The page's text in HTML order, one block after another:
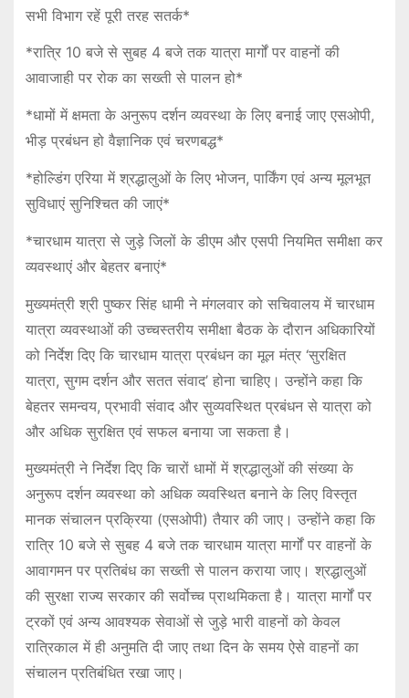
सभी विभाग रहें पूरी तरह सतर्क*
*रात्रि 10 बजे से सुबह 4 बजे तक यात्रा मार्गों पर वाहनों की
आवाजाही पर रोक का सख्ती से पालन हो*
*धामों में क्षमता के अनुरूप दर्शन व्यवस्था के लिए बनाई जाए एसओपी,
भीड़ प्रबंधन हो वैज्ञानिक एवं चरणबद्ध*
*होल्डिंग एरिया में श्रद्धालुओं के लिए भोजन, पार्किंग एवं अन्य मूलभूत
सुविधाएं सुनिश्चित की जाएं*
*चारधाम यात्रा से जुड़े जिलों के डीएम और एसपी नियमित समीक्षा कर
व्यवस्थाएं और बेहतर बनाएं*
मुख्यमंत्री श्री पुष्कर सिंह धामी ने मंगलवार को सचिवालय में चारधाम
यात्रा व्यवस्थाओं की उच्चस्तरीय समीक्षा बैठक के दौरान अधिकारियों
को निर्देश दिए कि चारधाम यात्रा प्रबंधन का मूल मंत्र ‘सुरक्षित
यात्रा, सुगम दर्शन और सतत संवाद’ होना चाहिए। उन्होंने कहा कि
बेहतर समन्वय, प्रभावी संवाद और सुव्यवस्थित प्रबंधन से यात्रा को
और अधिक सुरक्षित एवं सफल बनाया जा सकता है।
मुख्यमंत्री ने निर्देश दिए कि चारों धामों में श्रद्धालुओं की संख्या के
अनुरूप दर्शन व्यवस्था को अधिक व्यवस्थित बनाने के लिए विस्तृत
मानक संचालन प्रक्रिया (एसओपी) तैयार की जाए। उन्होंने कहा कि
रात्रि 10 बजे से सुबह 4 बजे तक चारधाम यात्रा मार्गों पर वाहनों के
आवागमन पर प्रतिबंध का सख्ती से पालन कराया जाए। श्रद्धालुओं
की सुरक्षा राज्य सरकार की सर्वोच्च प्राथमिकता है। यात्रा मार्गों पर
ट्रकों एवं अन्य आवश्यक सेवाओं से जुड़े भारी वाहनों को केवल
रात्रिकाल में ही अनुमति दी जाए तथा दिन के समय ऐसे वाहनों का
संचालन प्रतिबंधित रखा जाए।